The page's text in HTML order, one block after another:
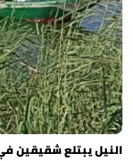
النيل يبتلع شقيقين